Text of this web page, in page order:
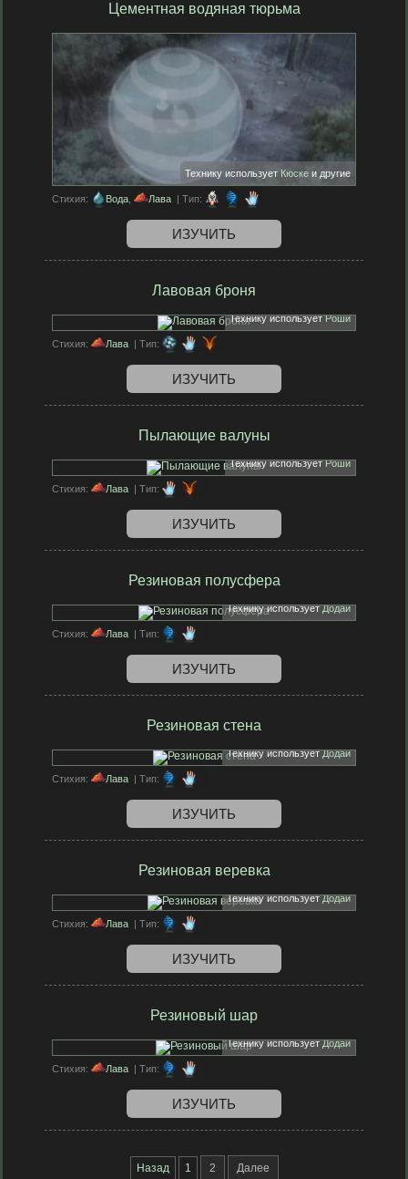
Цементная водяная тюрьма
Технику использует Кюске и другие
Стихия: Вода Лава | Тип:
ИЗУЧИТЬ
Лавовая броня
Технику используетРоши
Стихия: Лава | Тип:
ИЗУЧИТЬ
Пылающие валуны
Технику используетРоши
Стихия: Лава | Тип:
ИЗУЧИТЬ
Резиновая полусфера
Технику используетДодай
Стихия: Лава | Тип:
ИЗУЧИТЬ
Резиновая стена
Технику используетДодай
Стихия: Лава | Тип:
ИЗУЧИТЬ
Резиновая веревка
Технику используетДодай
Стихия: Лава | Тип:
ИЗУЧИТЬ
Резиновый шар
Технику используетДодай
Стихия: Лава | Тип:
ИЗУЧИТЬ
Назад 1 2 Далее